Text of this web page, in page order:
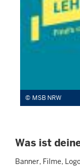
MSB NRW
Was ist
Banner, Filme,